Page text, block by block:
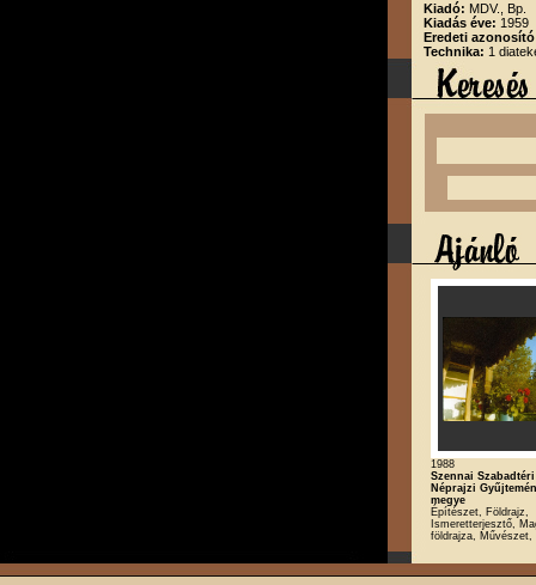
Kiadó: MDV., Bp.
Kiadás éve: 1959
Eredeti
Technika: 1
1988
Szennai
Néprajzi
megye
Építészet, Földrajz,
Ismeretterjesztő,
földrajza, Művészet,